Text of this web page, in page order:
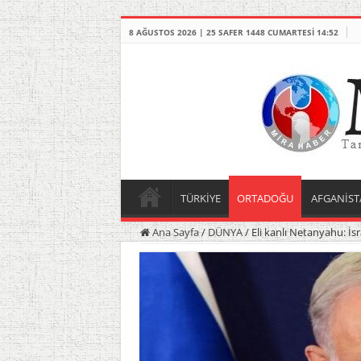
8 AĞUSTOS 2026 | 25 SAFER 1448 CUMARTESI 14:52
TÜRKİYE ORTADOĞU
Ana Sayfa/DÜNYA/ Eli kanlı Netanyahu: